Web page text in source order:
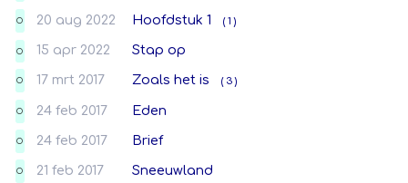
O 20 aug 2022 Hoofdstuk 1 ( 1 )
O 15 apr 2022 Stap op
O 17 mrt 2017 Zoals het is ( 3 )
O 24 feb 2017 Eden
O 24 feb 2017 Brief
O 21 feb 2017 Sneeuwland